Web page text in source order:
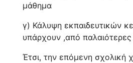
μάθημα
γ) Κάλυψη εκπαιδευτικών
υπάρχουν ,από παλαιότερες
Έτσι, την επόμενη σχολική